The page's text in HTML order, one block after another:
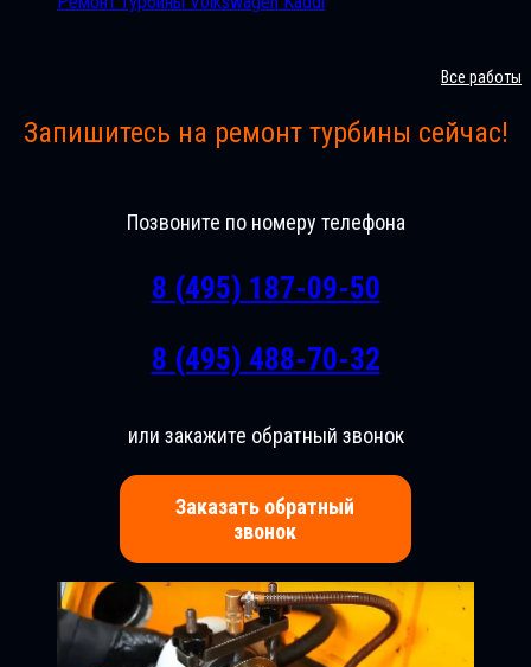
Все работы
Запишитесь на ремонт турбины сейчас!
Позвоните по номеру телефона
8 (495) 187-09-50
8 (495) 488-70-32
или закажите обратный звонок
Заказать обратный
звонок